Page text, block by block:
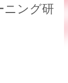
ニング研